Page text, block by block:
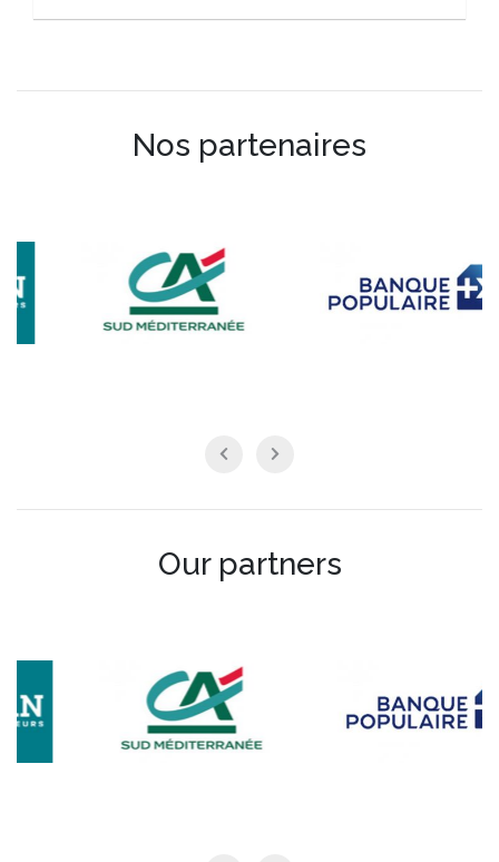
Nos partenaires
Our partners